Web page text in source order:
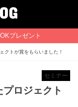
プレゼント
クトが賞をもらいました！
セミナー
ロジェクト